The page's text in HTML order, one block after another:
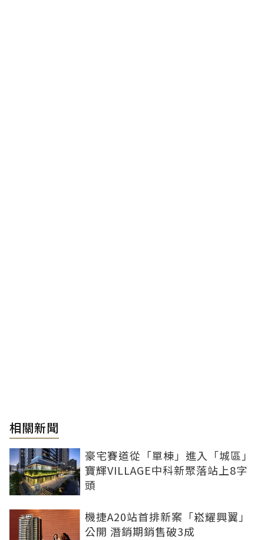
相關新聞
豪宅賽道從「單棟」進入「城區」
寶輝VILLAGE中科新聚落站上8字
頭
機捷A20站首排新案「崧耀興翼」
公開 潛銷期銷售破3成